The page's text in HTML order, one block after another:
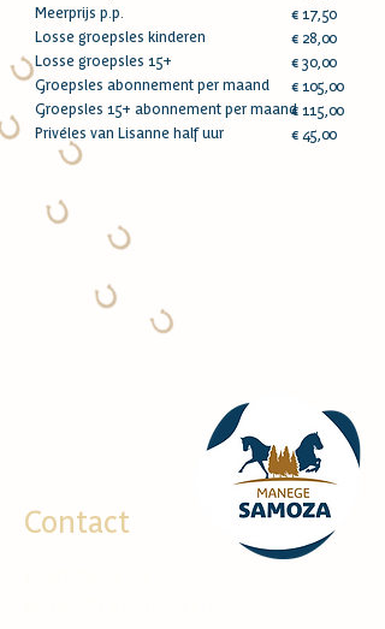
Meerprijs p.p.
Losse groepsles kinderen
Losse groepsles 15+
Groepsles abonnement per maand
Groepsles 15+ abonnement per maand
Privéles van Lisanne half uur
€ 17,50
€ 28,00
€ 30,00
€ 105,00
€ 115,00
€ 45,00
Contact